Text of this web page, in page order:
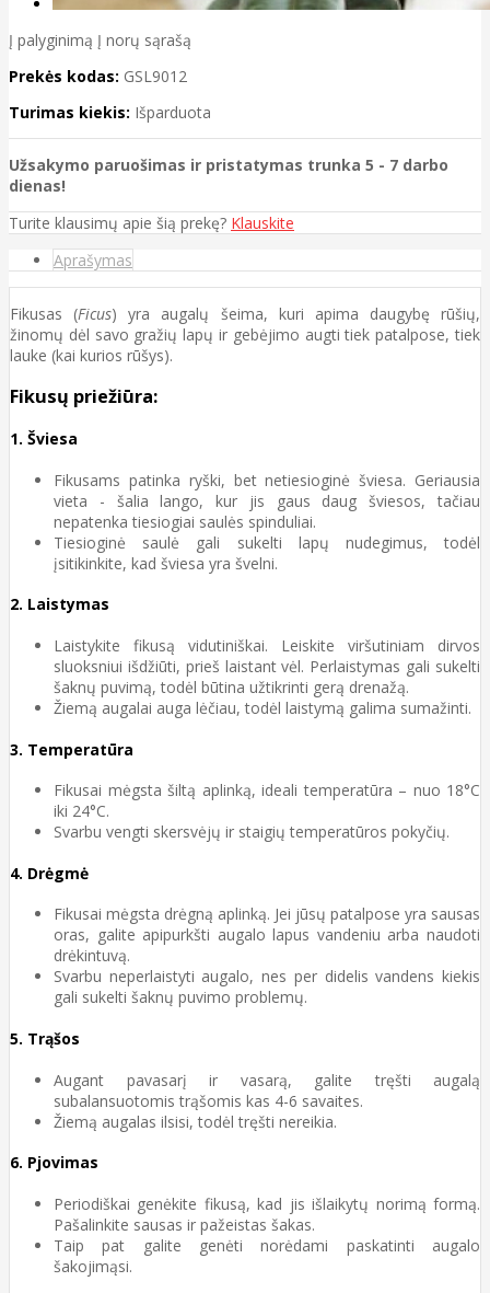
Į palyginimą Į norų sąrašą
Prekės kodas: GSL9012
Turimas kiekis: Išparduota
Užsakymo paruošimas ir pristatymas trunka 5 - 7 darbo
dienas!
Turite klausimų apie šią prekę? Klauskite
Aprašymas
Fikusas (Ficus) yra augalų šeima, kuri apima daugybę rūšių,
žinomų dėl savo gražių lapų ir gebėjimo augti tiek patalpose, tiek
lauke (kai kurios rūšys).
Fikusų priežiūra:
1. Šviesa
Fikusams patinka ryški, bet netiesioginė šviesa. Geriausia
vieta - šalia lango, kur jis gaus daug šviesos, tačiau
nepatenka tiesiogiai saulės spinduliai.
Tiesioginė saulė gali sukelti lapų nudegimus, todėl
įsitikinkite, kad šviesa yra švelni.
2. Laistymas
Laistykite fikusą vidutiniškai. Leiskite viršutiniam dirvos
sluoksniui išdžiūti, prieš laistant vėl. Perlaistymas gali sukelti
šaknų puvimą, todėl būtina užtikrinti gerą drenažą.
Žiemą augalai auga lėčiau, todėl laistymą galima sumažinti.
3. Temperatūra
Fikusai mėgsta šiltą aplinką, ideali temperatūra – nuo 18°C
iki 24°C.
Svarbu vengti skersvėjų ir staigių temperatūros pokyčių.
4. Drėgmė
Fikusai mėgsta drėgną aplinką. Jei jūsų patalpose yra sausas
oras, galite apipurkšti augalo lapus vandeniu arba naudoti
drėkintuvą.
Svarbu neperlaistyti augalo, nes per didelis vandens kiekis
gali sukelti šaknų puvimo problemų.
5. Trąšos
Augant pavasarį ir vasarą, galite tręšti augalą
subalansuotomis trąšomis kas 4-6 savaites.
Žiemą augalas ilsisi, todėl tręšti nereikia.
6. Pjovimas
Periodiškai genėkite fikusą, kad jis išlaikytų norimą formą.
Pašalinkite sausas ir pažeistas šakas.
Taip pat galite genėti norėdami paskatinti augalo
šakojimąsi.